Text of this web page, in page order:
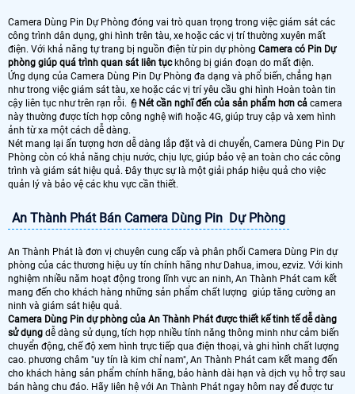
Camera Dùng Pin Dự Phòng đóng vai trò quan trọng trong việc giám sát các
công trình dân dụng, ghi hình trên tàu, xe hoặc các vị trí thường xuyên mất
điện. Với khả năng tự trang bị nguồn điện từ pin dự phòng Camera có Pin Dự
phòng giúp quá trình quan sát liên tục không bị gián đoạn do mất điện.
Ứng dụng của Camera Dùng Pin Dự Phòng đa dạng và phổ biến, chẳng hạn
như trong việc giám sát tàu, xe hoặc các vị trí yêu cầu ghi hình Hoàn toàn tin
cậy liên tục như trên rạn rỗi. 👮 Nét cần nghĩ đến của sản phẩm hơn cả camera
này thường được tích hợp công nghệ wifi hoặc 4G, giúp truy cập và xem hình
ảnh từ xa một cách dễ dàng.
Nét mang lại ấn tượng hơn dễ dàng lắp đặt và di chuyển, Camera Dùng Pin Dự
Phòng còn có khả năng chịu nước, chịu lực, giúp bảo vệ an toàn cho các công
trình và giám sát hiệu quả. Đây thực sự là một giải pháp hiệu quả cho việc
quản lý và bảo vệ các khu vực cần thiết.
An Thành Phát Bán Camera Dùng Pin Dự Phòng
An Thành Phát là đơn vị chuyên cung cấp và phân phối Camera Dùng Pin dự
phòng của các thương hiệu uy tín chính hãng như Dahua, imou, ezviz. Với kinh
nghiệm nhiều năm hoạt động trong lĩnh vực an ninh, An Thành Phát cam kết
mang đến cho khách hàng những sản phẩm chất lượng giúp tăng cường an
ninh và giám sát hiệu quả.
Camera Dùng Pin dự phòng của An Thành Phát được thiết kế tinh tế dễ dàng
sử dụng dễ dàng sử dụng, tích hợp nhiều tính năng thông minh như cảm biến
chuyển động, chế độ xem hình trực tiếp qua điện thoại, và ghi hình chất lượng
cao. phương châm "uy tín là kim chỉ nam", An Thành Phát cam kết mang đến
cho khách hàng sản phẩm chính hãng, bảo hành dài hạn và dịch vụ hỗ trợ sau
bán hàng chu đáo. Hãy liên hệ với An Thành Phát ngay hôm nay để được tư